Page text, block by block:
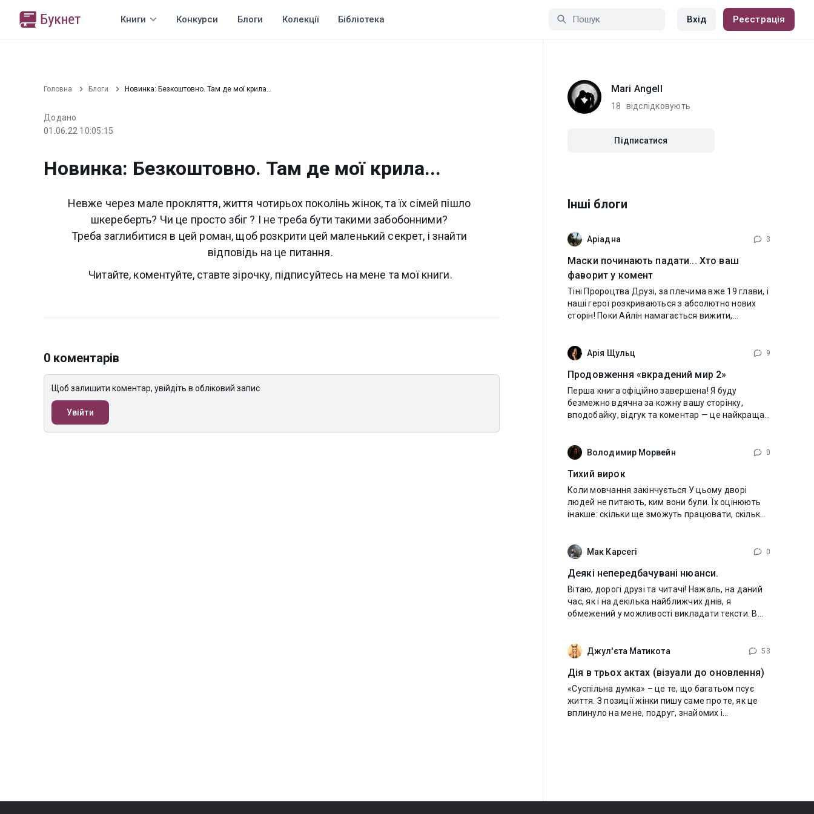
Книги Конкурси Блоги Колекції Бібліотека Вхід Реєстрація
Головна Блоги Новинка: Безкоштовно. Там де мої крила...
Додано
01.06.22 10:05:15
Новинка: Безкоштовно. Там де мої крила...
Невже через мале прокляття, життя чотирьох поколінь жінок, та їх сімей пішло
шкереберть? Чи це просто збіг ? І не треба бути такими забобонними?
Треба заглибитися в цей роман, щоб розкрити цей маленький секрет, і знайти
відповідь на це питання.
Читайте, коментуйте, ставте зірочку, підписуйтесь на мене та мої книги.
0 коментарів
Щоб залишити коментар, увійдіть в обліковий запис
Увійти
Mari Angell
18 відслідковують
Підписатися
Інші блоги
Аріадна 3
Маски починають падати... Хто ваш
фаворит у комент
Тіні Пророцтва Друзі, за плечима вже 19 глави, і
наші герої розкриваються з абсолютно нових
сторін! Поки Айлін намагається вижити,
Арія Щульц
9
Продовження «вкрадений мир 2»
Перша книга офіційно завершена! Я буду
безмежно вдячна за кожну вашу сторінку,
вподобайку, відгук та коментар — це найкраща
«Вкрадений
Володимир Морвейн 0
Тихий вирок
Коли мовчання закінчується У цьому дворі
людей не питають, ким вони були. Їх оцінюють
інакше: скільки ще зможуть працювати, скільки
Новоприбулих
Мак Карсегі 0
Деякі непередбачувані нюанси.
Вітаю, дорогі друзі та читачі! Нажаль, на даний
час, як і на декілька найближчих днів, я
обмежений у можливості викладати тексти. В
все Джул'єта Матикота 53
Дія в трьох актах (візуали до оновлення)
«Суспільна думка» – це те, що багатьом псує
життя. З позиції жінки пишу саме про те, як це
вплинуло на мене, подруг, знайомих і